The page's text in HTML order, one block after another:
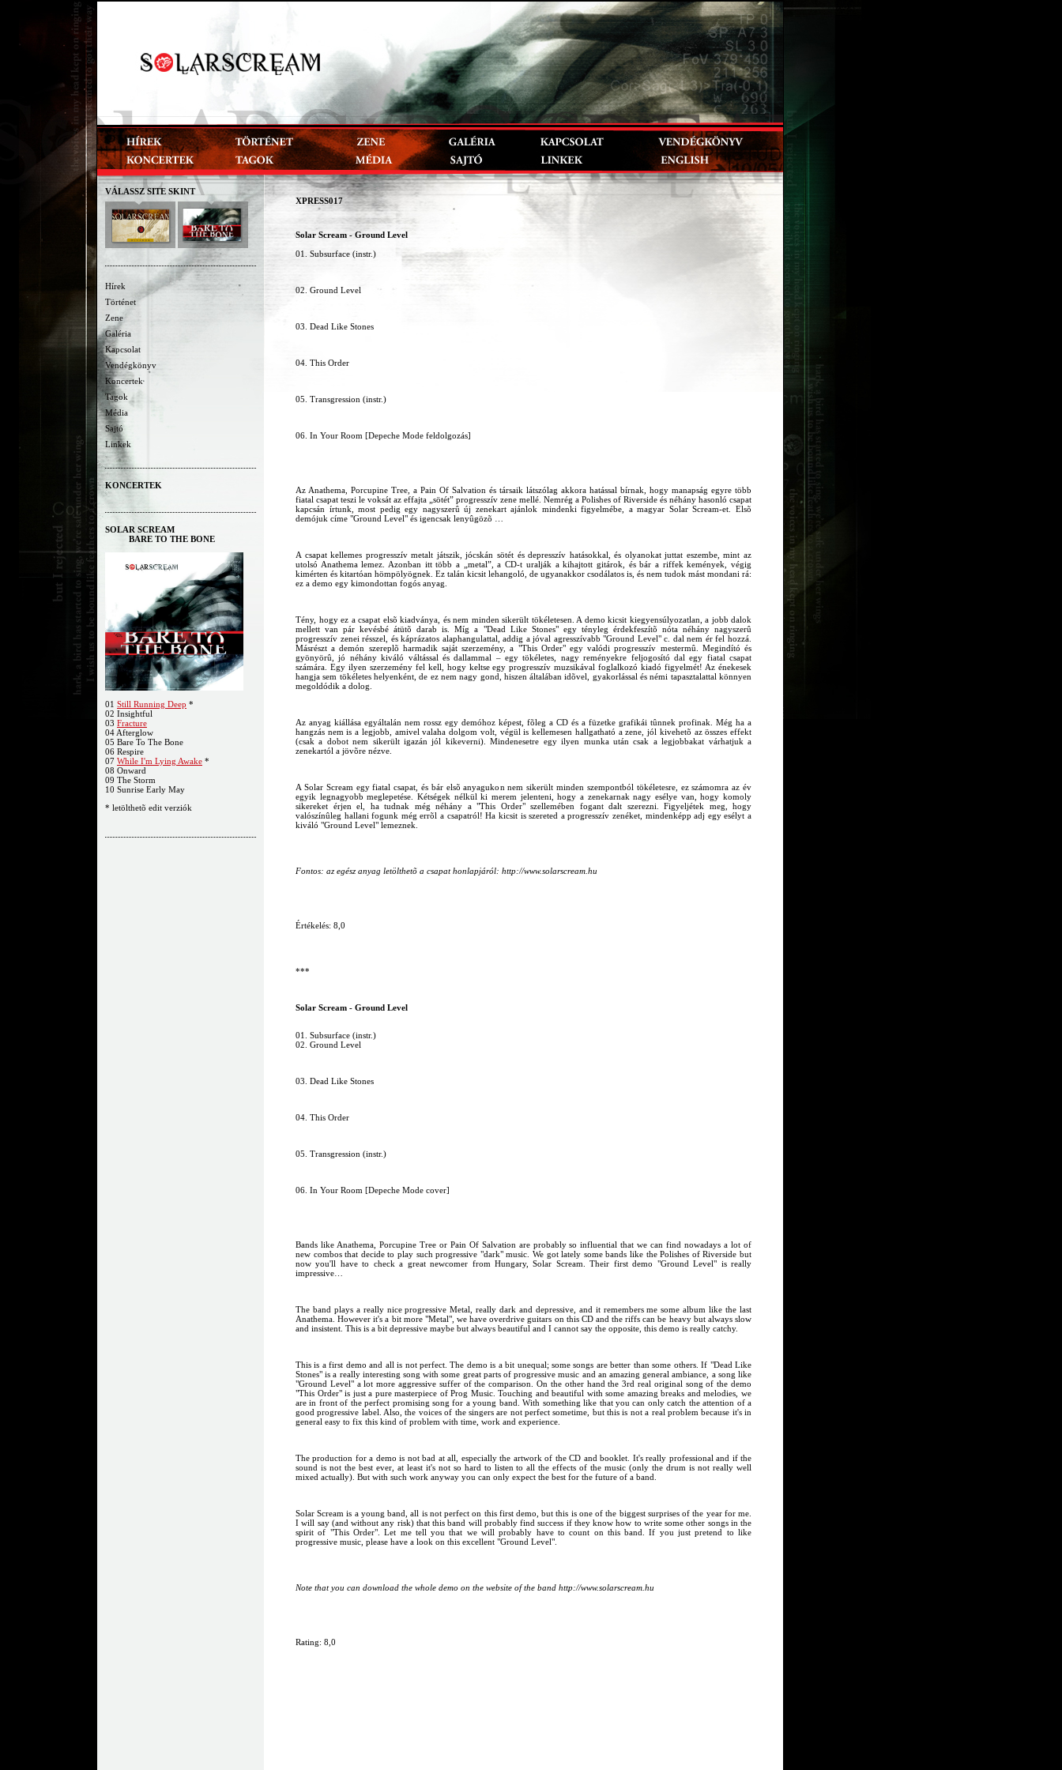
VÁLASSZ SITE SKINT
Hírek
Történet
Zene
Galéria
Kapcsolat
Vendégkönyv
Koncertek
Tagok
Média
Sajtó
Linkek
KONCERTEK
SOLAR SCREAM
BARE TO THE BONE
01 Still Running Deep *
02 Insightful
03 Fracture
04 Afterglow
05 Bare To The Bone
06 Respire
07 While I'm Lying Awake *
08 Onward
09 The Storm
10 Sunrise Early May
* letölthetõ edit verziók
XPRESS017
Solar Scream - Ground Level
01. Subsurface (instr.)
02. Ground Level
03. Dead Like Stones
04. This Order
05. Transgression (instr.)
06. In Your Room [Depeche Mode feldolgozás]
Az Anathema, Porcupine Tree, a Pain Of Salvation és társaik látszólag akkora hatással bírnak, hogy manapság egyre több
fiatal csapat teszi le voksát az effajta „sötét” progresszív zene mellé. Nemrég a Polishes of Riverside és néhány hasonló csapat
kapcsán írtunk, most pedig egy nagyszerû új zenekart ajánlok mindenki figyelmébe, a magyar Solar Scream-et. Elsõ
demójuk címe "Ground Level" és igencsak lenyûgözõ …
A csapat kellemes progresszív metalt játszik, jócskán sötét és depresszív hatásokkal, és olyanokat juttat eszembe, mint az
utolsó Anathema lemez. Azonban itt több a „metal”, a CD-t uralják a kihajtott gitárok, és bár a riffek kemények, végig
kimérten és kitartóan hömpölyögnek. Ez talán kicsit lehangoló, de ugyanakkor csodálatos is, és nem tudok mást mondani rá:
ez a demo egy kimondottan fogós anyag.
Tény, hogy ez a csapat elsõ kiadványa, és nem minden sikerült tökéletesen. A demo kicsit kiegyensúlyozatlan, a jobb dalok
mellett van pár kevésbé átütõ darab is. Míg a "Dead Like Stones" egy tényleg érdekfeszítõ nóta néhány nagyszerû
progresszív zenei résszel, és káprázatos alaphangulattal, addig a jóval agresszívabb "Ground Level" c. dal nem ér fel hozzá.
Másrészt a demón szereplõ harmadik saját szerzemény, a "This Order" egy valódi progresszív mestermû. Megindító és
gyönyörû, jó néhány kiváló váltással és dallammal – egy tökéletes, nagy reményekre feljogosító dal egy fiatal csapat
számára. Egy ilyen szerzemény fel kell, hogy keltse egy progresszív muzsikával foglalkozó kiadó figyelmét! Az énekesek
hangja sem tökéletes helyenként, de ez nem nagy gond, hiszen általában idõvel, gyakorlással és némi tapasztalattal könnyen
megoldódik a dolog.
Az anyag kiállása egyáltalán nem rossz egy demóhoz képest, fõleg a CD és a füzetke grafikái tûnnek profinak. Még ha a
hangzás nem is a legjobb, amivel valaha dolgom volt, végül is kellemesen hallgatható a zene, jól kivehetõ az összes effekt
(csak a dobot nem sikerült igazán jól kikeverni). Mindenesetre egy ilyen munka után csak a legjobbakat várhatjuk a
zenekartól a jövõre nézve.
A Solar Scream egy fiatal csapat, és bár elsõ anyagukon nem sikerült minden szempontból tökéletesre, ez számomra az év
egyik legnagyobb meglepetése. Kétségek nélkül ki merem jelenteni, hogy a zenekarnak nagy esélye van, hogy komoly
sikereket érjen el, ha tudnak még néhány a "This Order" szellemében fogant dalt szerezni. Figyeljétek meg, hogy
valószínûleg hallani fogunk még errõl a csapatról! Ha kicsit is szereted a progresszív zenéket, mindenképp adj egy esélyt a
kiváló "Ground Level" lemeznek.
Fontos: az egész anyag letölthetõ a csapat honlapjáról: http://www.solarscream.hu
Értékelés: 8,0
***
Solar Scream - Ground Level
01. Subsurface (instr.)
02. Ground Level
03. Dead Like Stones
04. This Order
05. Transgression (instr.)
06. In Your Room [Depeche Mode cover]
Bands like Anathema, Porcupine Tree or Pain Of Salvation are probably so influential that we can find nowadays a lot of
new combos that decide to play such progressive "dark" music. We got lately some bands like the Polishes of Riverside but
now you'll have to check a great newcomer from Hungary, Solar Scream. Their first demo "Ground Level" is really
impressive…
The band plays a really nice progressive Metal, really dark and depressive, and it remembers me some album like the last
Anathema. However it's a bit more "Metal", we have overdrive guitars on this CD and the riffs can be heavy but always slow
and insistent. This is a bit depressive maybe but always beautiful and I cannot say the opposite, this demo is really catchy.
This is a first demo and all is not perfect. The demo is a bit unequal; some songs are better than some others. If "Dead Like
Stones" is a really interesting song with some great parts of progressive music and an amazing general ambiance, a song like
"Ground Level" a lot more aggressive suffer of the comparison. On the other hand the 3rd real original song of the demo
"This Order" is just a pure masterpiece of Prog Music. Touching and beautiful with some amazing breaks and melodies, we
are in front of the perfect promising song for a young band. With something like that you can only catch the attention of a
good progressive label. Also, the voices of the singers are not perfect sometime, but this is not a real problem because it's in
general easy to fix this kind of problem with time, work and experience.
The production for a demo is not bad at all, especially the artwork of the CD and booklet. It's really professional and if the
sound is not the best ever, at least it's not so hard to listen to all the effects of the music (only the drum is not really well
mixed actually). But with such work anyway you can only expect the best for the future of a band.
Solar Scream is a young band, all is not perfect on this first demo, but this is one of the biggest surprises of the year for me.
I will say (and without any risk) that this band will probably find success if they know how to write some other songs in the
spirit of "This Order". Let me tell you that we will probably have to count on this band. If you just pretend to like
progressive music, please have a look on this excellent "Ground Level".
Note that you can download the whole demo on the website of the band http://www.solarscream.hu
Rating: 8,0